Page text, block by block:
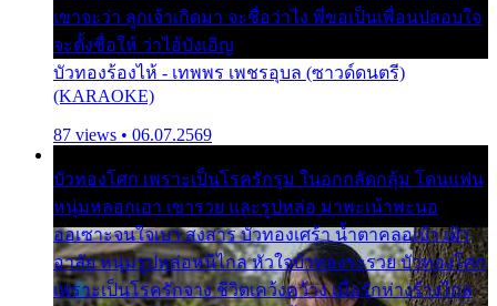
เขาจะว่า ลูกเจ้าเกิดมา จะชื่อว่าไง พี่ขอเป็นเพื่อนปลอบใจ
จะตั้งชื่อให้ ว่าไอ้บังเอิญ
บัวทองร้องไห้ - เทพพร เพชรอุบล (ซาวด์ดนตรี)
(KARAOKE)
87 views • 06.07.2569
บัวทองโศก เพราะเป็นโรครักรุม ในอกกลัดกลุ้ม โดนแฟน
หนุ่มหลอกเอา เขารวย และรูปหล่อ มาพะเน้าพะนอ
ออเซาะจนใจเบา สงสาร บัวทองเศร้า น้ำตาคลอเบ้า เฝ้า
อาลัย หนุ่มรูปหล่อหนีไกล หัวใจบัวทองระรวย บัวทองโศก
เพราะเป็นโรครักจาง ชีวิตเคว้งคว้าง เมื่อรักห่างร้างไกล